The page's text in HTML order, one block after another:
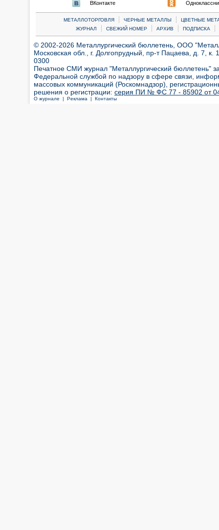
ВКонтакте
МЕТАЛЛОТОРГОВЛЯ | ЧЕРНЫЕ МЕТАЛЛЫ |
ЦВЕТНЫЕ
ЖУРНАЛ
| СВЕЖИЙ НОМЕР | АРХИВ | ПОДПИСКА |
© 2002-2026 Металлургический бюллетень, ООО
Московская обл., г. Долгопрудный, пр-т Пацаева, д. 7,
0300
Печатное СМИ журнал "Металлургический бюллетень"
Федеральной службой по надзору в сфере связи,
массовых коммуникаций (Роскомнадзор),
решения о регистрации: серия ПИ № ФС 77 - 85902 от 04
О журнале | Реклама | Контакты